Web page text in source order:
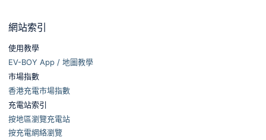
網站索引
使用教學
EV-BOY App / 地圖教學
市場指數
香港充電市場指數
充電站索引
按地區瀏覽充電站
按充電網絡瀏覽